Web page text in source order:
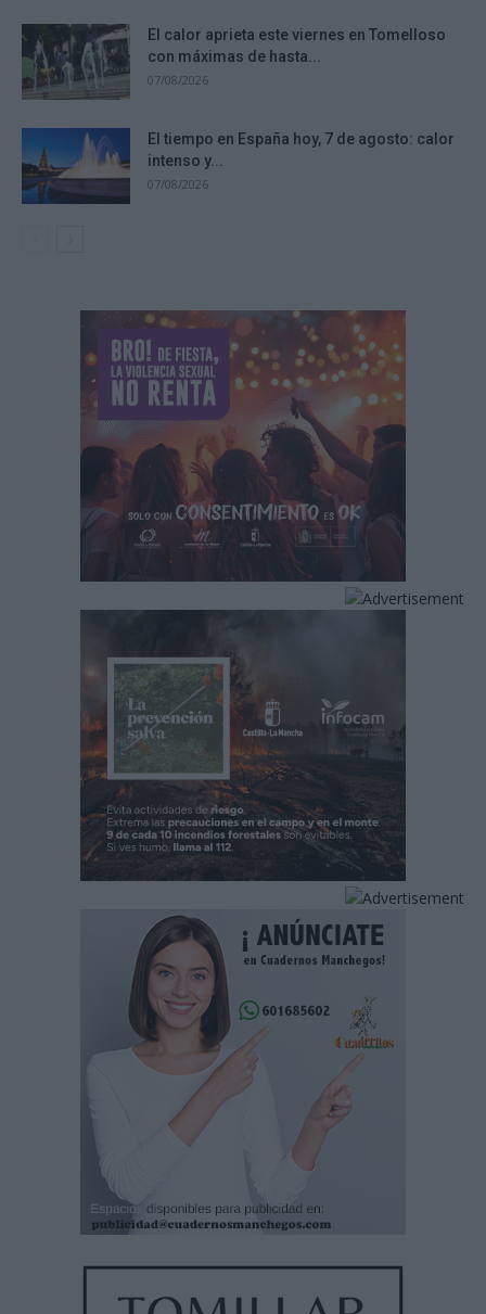
El calor aprieta este viernes en Tomelloso
con máximas de hasta...
07/08/2026
El tiempo en España hoy, 7 de agosto: calor
intenso y...
07/08/2026